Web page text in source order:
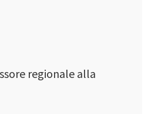
regionale alla